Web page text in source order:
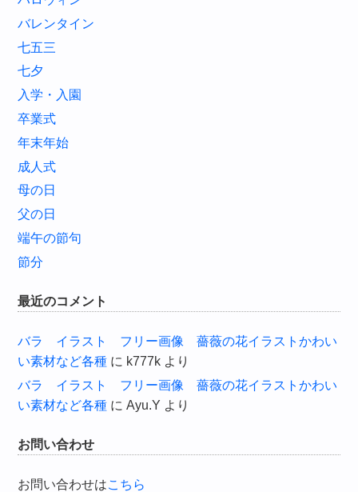
バレンタイン
七五三
七夕
入学・入園
卒業式
年末年始
成人式
母の日
父の日
端午の節句
節分
最近のコメント
バラ イラスト フリー画像 薔薇の花イラストかわい
い素材など各種 に k777k より
バラ イラスト フリー画像 薔薇の花イラストかわい
い素材など各種 にAyu.Y より
お問い合わせ
お問い合わせはこちら